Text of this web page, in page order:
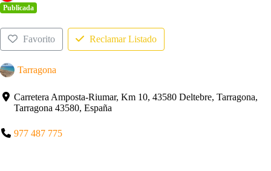
Publicada
Favorito Reclamar Listado
Tarragona
Carretera Amposta-Riumar, Km 10, 43580 Deltebre, Tarragona,
Tarragona 43580, España
977 487 775